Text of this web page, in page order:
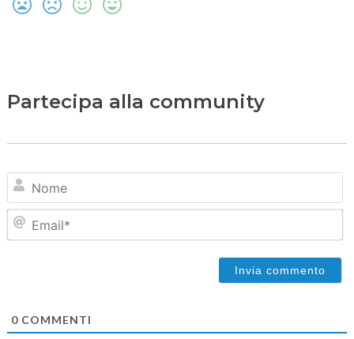
Partecipa alla community
0COMMENTI